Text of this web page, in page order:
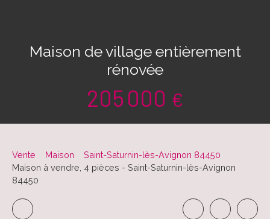
Maison de village entièrement
rénovée
205 000 €
Vente Maison
Saint-Saturnin-lès-Avignon 84450
Maison à vendre, 4 pièces - Saint-Saturnin-lès-Avignon
84450